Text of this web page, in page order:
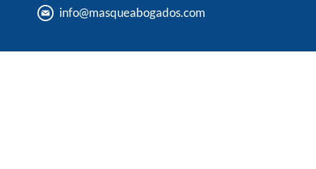
info@masqueabogados.com